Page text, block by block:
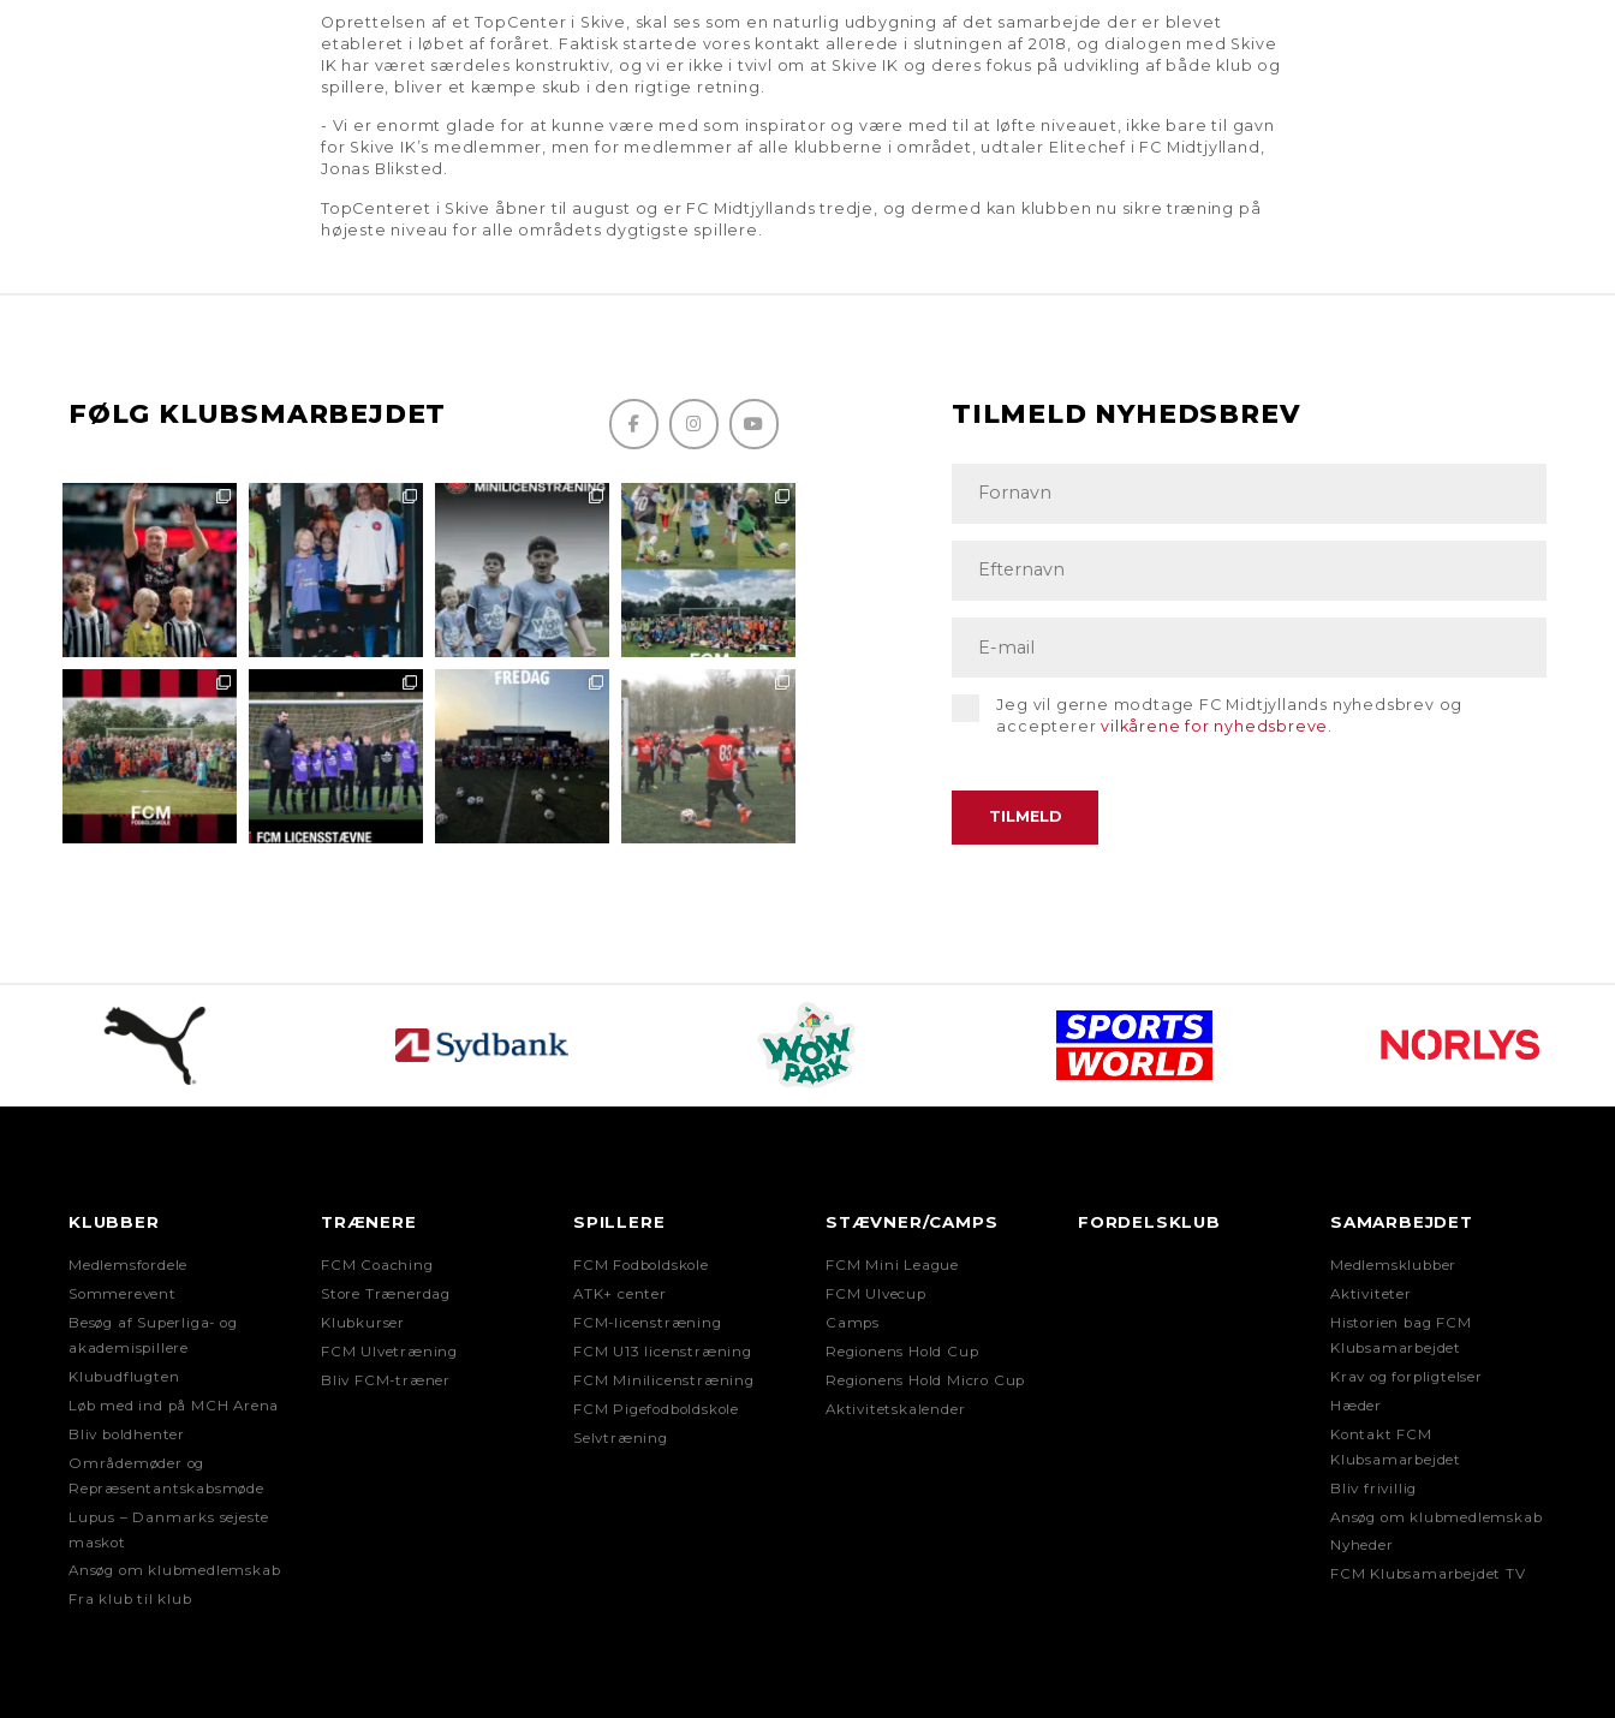
Oprettelsen af et TopCenter i Skive, skal ses som en naturlig udbygning af det samarbejde der er blevet
etableret i løbet af foråret. Faktisk startede vores kontakt allerede i slutningen af 2018, og dialogen med Skive
IK har været særdeles konstruktiv, og vi er ikke i tvivl om at Skive IK og deres fokus på udvikling af både klub og
spillere, bliver et kæmpe skub i den rigtige retning.
- Vi er enormt glade for at kunne være med som inspirator og være med til at løfte niveauet, ikke bare til gavn
for Skive IK’s medlemmer, men for medlemmer af alle klubberne i området, udtaler Elitechef i FC Midtjylland,
Jonas Bliksted.
TopCenteret i Skive åbner til august og er FC Midtjyllands tredje, og dermed kan klubben nu sikre træning på
højeste niveau for alle områdets dygtigste spillere.
FØLG KLUBSMARBEJDET TILMELD NYHEDSBREV
Jeg vil gerne modtage FC Midtjyllands nyhedsbrev og
accepterervilkårene for nyhedsbreve .
KLUBBER
Medlemsfordele
Sommerevent
Besøg af Superliga- og
akademispillere
Klubudflugten
Løb med ind på MCH Arena
Bliv boldhenter
Områdemøder og
Repræsentantskabsmøde
Lupus – Danmarks sejeste
maskot
Ansøg om klubmedlemskab
Fra klub til klub
TRÆNERE
FCM Coaching
Store Trænerdag
Klubkurser
FCM Ulvetræning
Bliv FCM-træner
SPILLERE
FCM Fodboldskole
ATK+ center
FCM-licenstræning
FCM U13 licenstræning
FCM Minilicenstræning
FCM Pigefodboldskole
Selvtræning
STÆVNER/CAMPS
FCM Mini League
FCM Ulvecup
Camps
Regionens Hold Cup
Regionens Hold Micro Cup
Aktivitetskalender
FORDELSKLUB SAMARBEJDET
Medlemsklubber
Aktiviteter
Historien bag FCM
Klubsamarbejdet
Krav og forpligtelser
Hæder
Kontakt FCM
Klubsamarbejdet
Bliv frivillig
Ansøg om klubmedlemskab
Nyheder
FCM Klubsamarbejdet TV